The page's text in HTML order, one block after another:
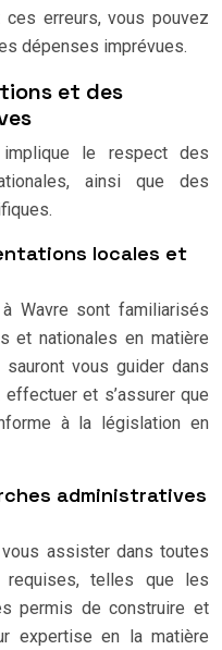
ces erreurs, vous pouvez
dépenses imprévues.
et des
implique le respect des
ainsi que des
locales et
Wavre sont familiarisés
et nationales en matière
vous guider dans
et s’assurer que
à la législation en
administratives
assister dans toutes
requises, telles que les
permis de construire et
expertise en la matière